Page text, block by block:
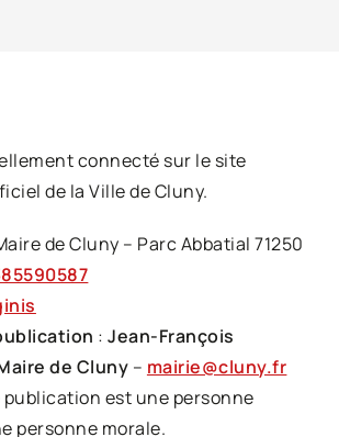
connecté sur le site
de la Ville de Cluny.
de Cluny – Parc Abbatial 71250
:Jean-François
de Cluny – mairie@cluny.fr
publication est une personne
personne morale.